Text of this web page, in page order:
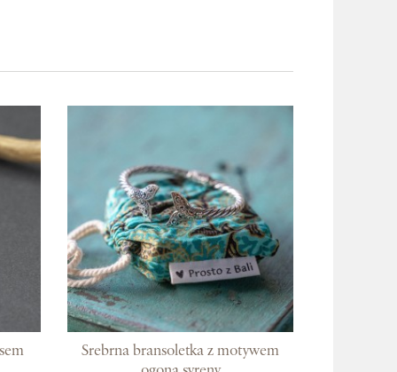
Srebrna bransoletka z motywem